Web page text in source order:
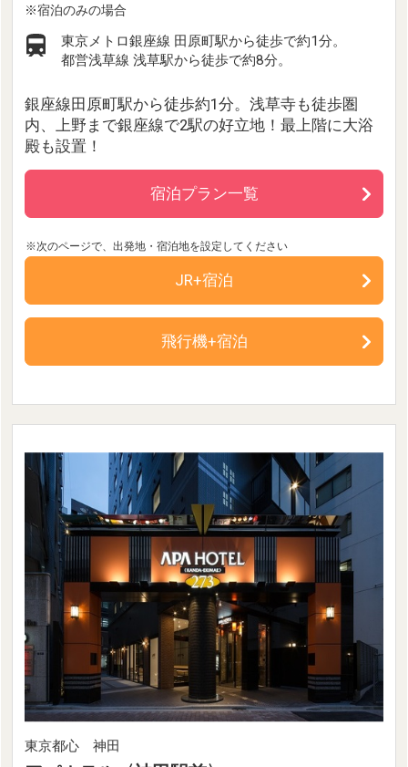
東京メトロ銀座線 田原町駅から徒歩で約1分。
都営浅草線 浅草駅から徒歩で約8分。
銀座線田原町駅から徒歩約1分。浅草寺も徒歩圏
内、上野まで銀座線で2駅の好立地！最上階に大浴
殿も設置！
宿泊プラン一覧
JR+宿泊
飛行機+宿泊
東京都心 神田